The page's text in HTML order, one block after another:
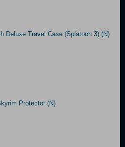
Deluxe Travel Case (Splatoon 3) (N)
Protector (N)